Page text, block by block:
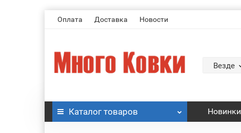
Оплата Доставка Новости
Везде
Каталог товаров Новинки